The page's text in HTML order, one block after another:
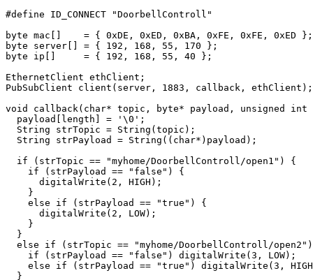
#define ID_CONNECT "DoorbellControll"
byte mac[]    = { 0xDE, 0xED, 0xBA, 0xFE, 0xFE, 0xED };
byte server[] = { 192, 168, 55, 170 };
byte ip[]     = { 192, 168, 55, 40 };
EthernetClient ethClient;
PubSubClient client(server, 1883, callback, ethClient);
void callback(char* topic, byte* payload, unsigned
  payload[length] = '\0';
  String strTopic = String(topic);
  String strPayload = String((char*)payload);
  if (strTopic == "myhome/DoorbellControll/open1") {
    if (strPayload == "false") {
      digitalWrite(2, HIGH);
    }
    else if (strPayload == "true") {
      digitalWrite(2, LOW);
    }
  }
else if (strTopic == "myhome/DoorbellControll/
    if (strPayload == "false") digitalWrite(3, LOW);
else if (strPayload == "true") digitalWrite(3,
  }